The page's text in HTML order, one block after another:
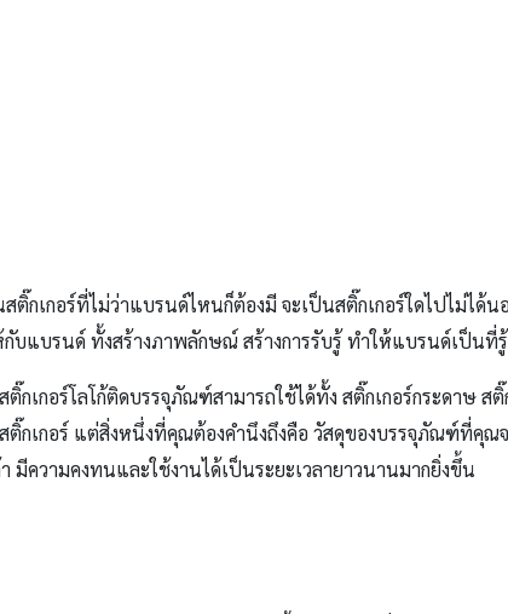
กเกอร์ที่ไม่ว่าแบรนด์ไหนก็ต้องมี จะเป็นสติ๊กเกอร์ใดไปไม่ได้น
บรนด์ ทั้งสร้างภาพลักษณ์ สร้างการรับรู้ ทำให้แบรนด์เป็นที่รู้
กอร์โลโก้ติดบรรจุภัณฑ์สามารถใช้ได้ทั้ง สติ๊กเกอร์กระดาษ สติ๊
กเกอร์ แต่สิ่งหนึ่งที่คุณต้องคำนึงถึงคือ วัสดุของบรรจุภัณฑ์ที่คุณ
มีความคงทนและใช้งานได้เป็นระยะเวลายาวนานมากยิ่งขึ้น